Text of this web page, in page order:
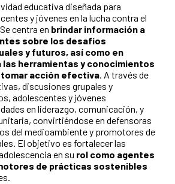
educativa diseñada para
y jóvenes en la lucha contra el
centra en brindar información a
sobre los desafíos
y futuros, así como en
herramientas y conocimientos
acción efectiva. A través de
discusiones grupales y
adolescentes y jóvenes
en liderazgo, comunicación, y
convirtiéndose en defensoras
del medioambiente y promotores de
El objetivo es fortalecer las
en su rol como agentes
de prácticas sostenibles